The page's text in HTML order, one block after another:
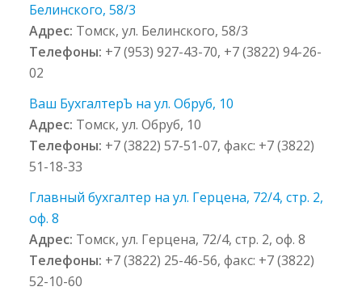
Белинского, 58/3
Адрес: Томск, ул. Белинского, 58/3
Телефоны: +7 (953) 927-43-70, +7 (3822) 94-26-
02
Ваш БухгалтерЪ на ул. Обруб, 10
Адрес: Томск, ул. Обруб, 10
Телефоны: +7 (3822) 57-51-07, факс: +7 (3822)
51-18-33
Главный бухгалтер на ул. Герцена, 72/4, стр. 2,
оф. 8
Адрес: Томск, ул. Герцена, 72/4, стр. 2, оф. 8
Телефоны: +7 (3822) 25-46-56, факс: +7 (3822)
52-10-60